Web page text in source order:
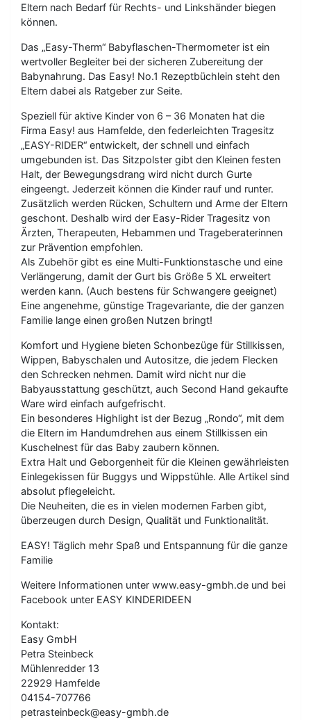
Eltern nach Bedarf für Rechts- und Linkshänder biegen
können.
Das „Easy-Therm“ Babyflaschen-Thermometer ist ein
wertvoller Begleiter bei der sicheren Zubereitung der
Babynahrung. Das Easy! No.1 Rezeptbüchlein steht den
Eltern dabei als Ratgeber zur Seite.
Speziell für aktive Kinder von 6 – 36 Monaten hat die
Firma Easy! aus Hamfelde, den federleichten Tragesitz
„EASY-RIDER“ entwickelt, der schnell und einfach
umgebunden ist. Das Sitzpolster gibt den Kleinen festen
Halt, der Bewegungsdrang wird nicht durch Gurte
eingeengt. Jederzeit können die Kinder rauf und runter.
Zusätzlich werden Rücken, Schultern und Arme der Eltern
geschont. Deshalb wird der Easy-Rider Tragesitz von
Ärzten, Therapeuten, Hebammen und Trageberaterinnen
zur Prävention empfohlen.
Als Zubehör gibt es eine Multi-Funktionstasche und eine
Verlängerung, damit der Gurt bis Größe 5 XL erweitert
werden kann. (Auch bestens für Schwangere geeignet)
Eine angenehme, günstige Tragevariante, die der ganzen
Familie lange einen großen Nutzen bringt!
Komfort und Hygiene bieten Schonbezüge für Stillkissen,
Wippen, Babyschalen und Autositze, die jedem Flecken
den Schrecken nehmen. Damit wird nicht nur die
Babyausstattung geschützt, auch Second Hand gekaufte
Ware wird einfach aufgefrischt.
Ein besonderes Highlight ist der Bezug „Rondo“, mit dem
die Eltern im Handumdrehen aus einem Stillkissen ein
Kuschelnest für das Baby zaubern können.
Extra Halt und Geborgenheit für die Kleinen gewährleisten
Einlegekissen für Buggys und Wippstühle. Alle Artikel sind
absolut pflegeleicht.
Die Neuheiten, die es in vielen modernen Farben gibt,
überzeugen durch Design, Qualität und Funktionalität.
EASY! Täglich mehr Spaß und Entspannung für die ganze
Familie
Weitere Informationen unter www.easy-gmbh.de und bei
Facebook unter EASY KINDERIDEEN
Kontakt:
Easy GmbH
Petra Steinbeck
Mühlenredder 13
22929 Hamfelde
04154-707766
petrasteinbeck@easy-gmbh.de